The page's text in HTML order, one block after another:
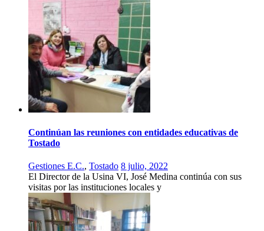
Continúan las reuniones con entidades educativas de
Tostado
Gestiones E.C., Tostado 8 julio, 2022
El Director de la Usina VI, José Medina continúa con sus
visitas por las instituciones locales y